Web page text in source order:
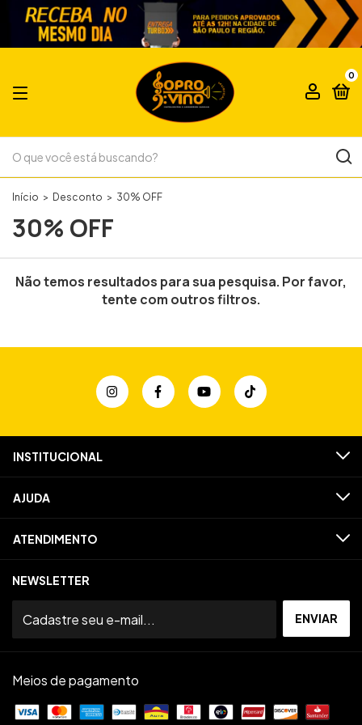
0
Início > Desconto > 30% OFF
30% OFF
Não temos resultados para sua pesquisa. Por favor,
tente com outros filtros.
INSTITUCIONAL
AJUDA
ATENDIMENTO
NEWSLETTER
Meios de pagamento